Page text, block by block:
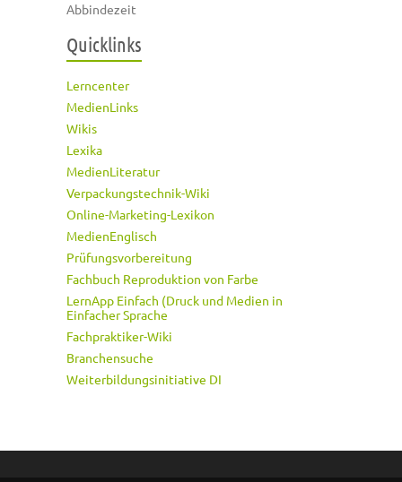
Abbindezeit
Quicklinks
Lerncenter
MedienLinks
Wikis
Lexika
MedienLiteratur
Verpackungstechnik-Wiki
Online-Marketing-Lexikon
MedienEnglisch
Prüfungsvorbereitung
Fachbuch Reproduktion von Farbe
LernApp Einfach (Druck und Medien in
Einfacher Sprache
Fachpraktiker-Wiki
Branchensuche
Weiterbildungsinitiative DI